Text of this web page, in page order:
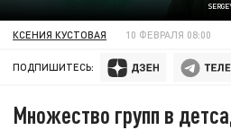
КСЕНИЯ КУСТОВАЯ 10 ФЕВРАЛЯ 08:00
ПОДПИШИТЕСЬ:
Множество групп в